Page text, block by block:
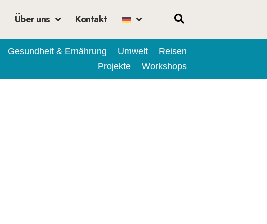
Über uns Kontakt
Gesundheit & Ernährung Umwelt
Reisen
Projekte
Workshops